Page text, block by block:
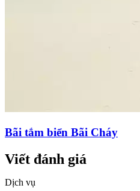
Bãi tắm biển Bãi Cháy
Viết đánh giá
Dịch vụ